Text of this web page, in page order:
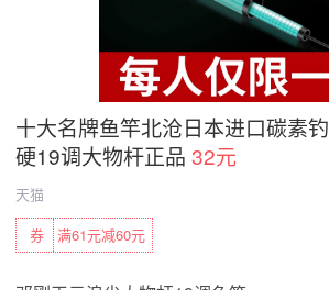
十大名牌鱼竿北沧日本进口碳素
硬19调大物杆正品 32元
天猫
满61元减60元
券